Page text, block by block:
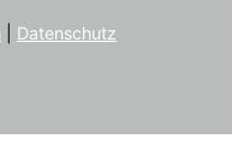
Datenschutz